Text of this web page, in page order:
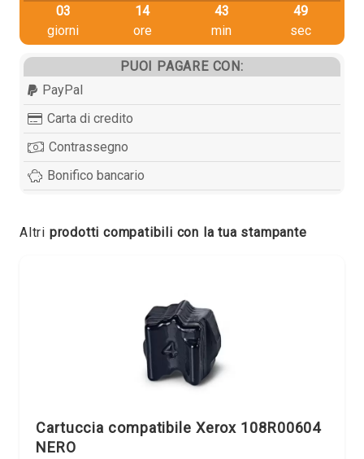
03
giorni
14
ore
43
min
49
sec
PUOI PAGARE CON:
PayPal
Carta di credito
Contrassegno
Bonifico bancario
Altri prodotti compatibili con la tua stampante
Cartuccia compatibile Xerox 108R00604
NERO